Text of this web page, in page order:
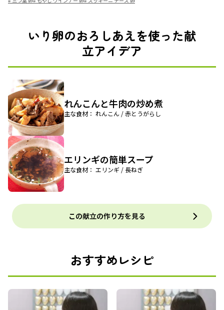
いり卵のおろしあえを使った献
立アイデア
れんこんと牛肉の炒め煮
主な食材： れんこん / 赤とうがらし
エリンギの簡単スープ
主な食材： エリンギ / 長ねぎ
この献立の作り方を見る
おすすめレシピ